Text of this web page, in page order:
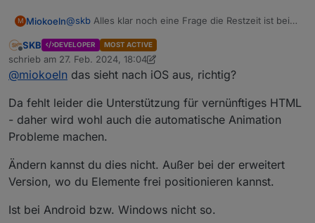
M Miokoeln@skb Alles klar noch eine Frage die Restzeit ist bei
Offline
SKB DEVELOPER MOST ACTIVE
schrieb am 27. Feb. 2024, 18:04
zuletzt editiert von SKB
@miokoeln das sieht nach iOS aus, richtig?
Da fehlt leider die Unterstützung für vernünftiges HTML
- daher wird wohl auch die automatische Animation
Probleme machen.
Ändern kannst du dies nicht. Außer bei der erweitert
Version, wo du Elemente frei positionieren kannst.
Ist bei Android bzw. Windows nicht so.